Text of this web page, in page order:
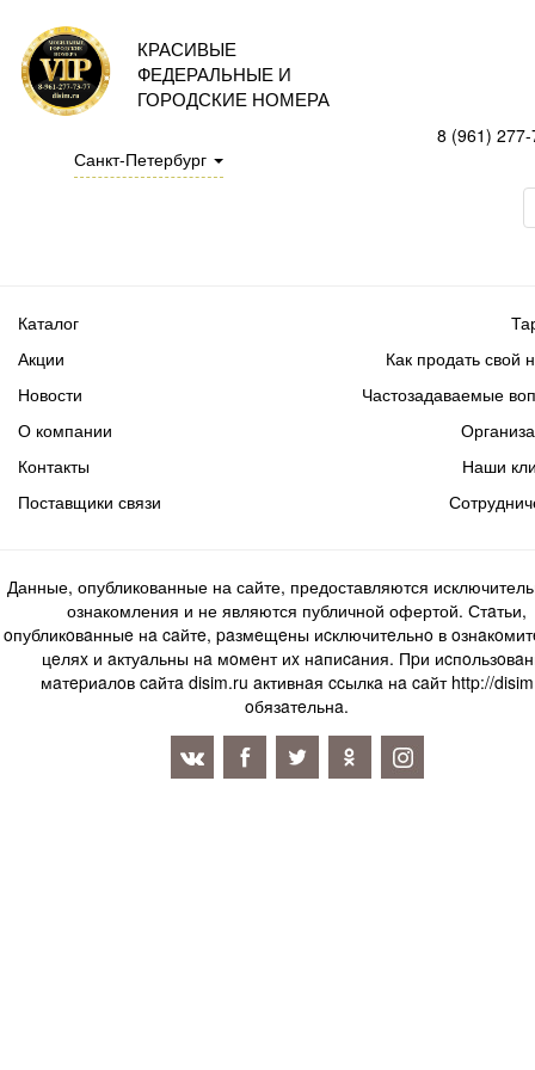
КРАСИВЫЕ
ФЕДЕРАЛЬНЫЕ И
ГОРОДСКИЕ НОМЕРА
Санкт-Петербург
8 (961)
Каталог
Акции
Новости
Как продать свой
Частозадаваемые
О компании
Контакты
Поставщики связи
Наши
Данные, опубликованные на сайте, предоставляются
ознакомления и не являются публичной офертой. Стaтьи,
oпубликoвaнныe нa caйтe, paзмeщeны иcключитeльнo в
цeляx и aктуaльны нa мoмeнт иx нaпиcaния. Пpи
мaтepиaлoв caйтa disim.ru aктивнaя ccылкa нa caйт http://
oбязaтeльнa.